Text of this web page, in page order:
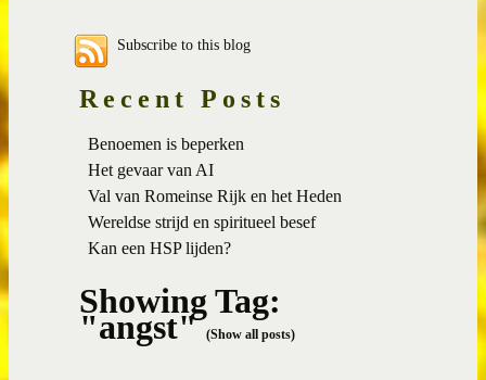
Subscribe to this blog
Recent Posts
Benoemen is beperken
Het gevaar van AI
Val van Romeinse Rijk en het Heden
Wereldse strijd en spiritueel besef
Kan een HSP lijden?
Showing Tag:
"angst"(Show all posts)